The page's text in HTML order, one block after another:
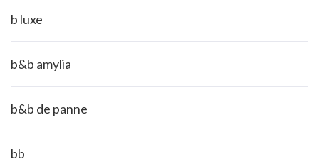
b luxe
b&b amylia
b&b de panne
bb